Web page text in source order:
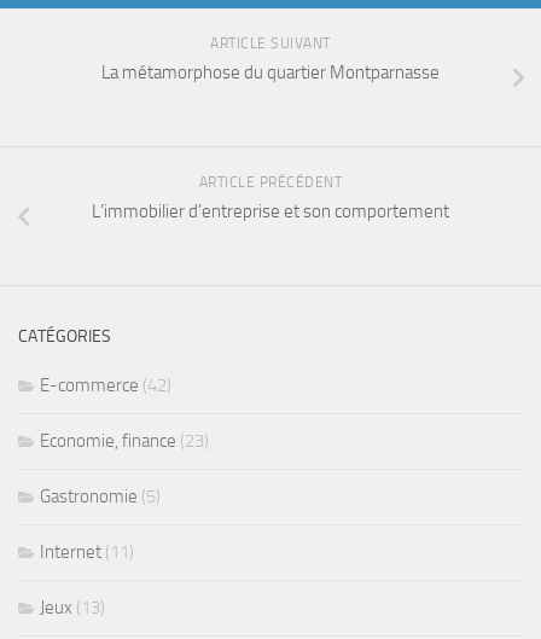
ARTICLE SUIVANT
La métamorphose du quartier Montparnasse
ARTICLE PRÉCÉDENT
L’immobilier d’entreprise et son comportement
CATÉGORIES
E-commerce (42)
Economie, finance (23)
Gastronomie (5)
Internet (11)
Jeux (13)